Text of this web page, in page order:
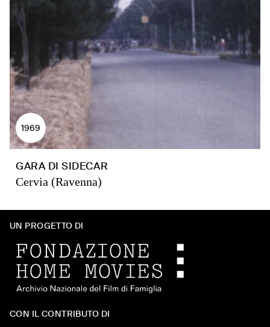
1969
GARA DI SIDECAR
Cervia (Ravenna)
UN PROGETTO DI
CON IL CONTRIBUTO DI